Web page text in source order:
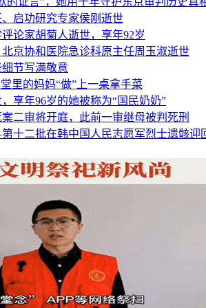
启功研究专家侯刚逝世
论家胡菊人逝世，享年92岁
京协和医院急诊科原主任周玉淑逝世
节写满敬意
里的妈妈“做”上一桌拿手菜
享年96岁的她被称为“国民奶奶”
二审将开庭，此前一审继母被判死刑
十二批在韩中国人民志愿军烈士遗骸迎